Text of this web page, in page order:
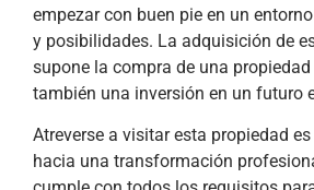
empezar con buen pie en un
y posibilidades. La adquisición de
supone la compra de una
también una inversión en un futuro
Atreverse a visitar esta propiedad
hacia una transformación